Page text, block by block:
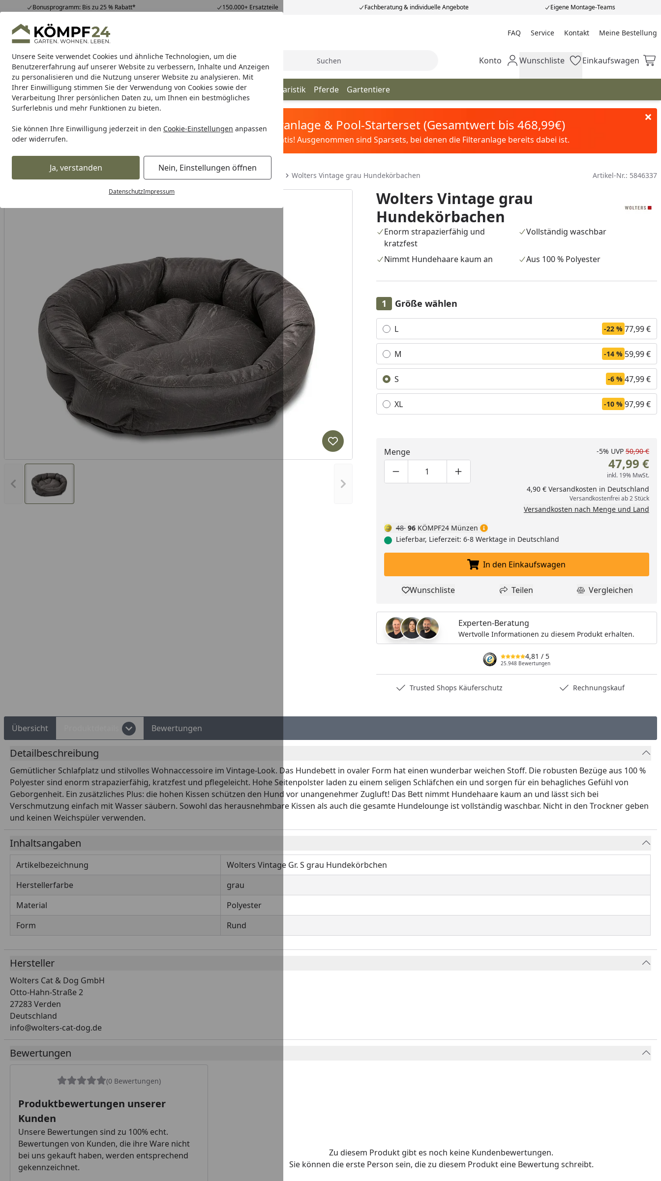
Unsere Seite verwendet Cookies und ähnliche Technologien, um die
Benutzererfahrung auf unserer Website zu verbessern, Inhalte und Anzeigen
zu personalisieren und die Nutzung unserer Website zu analysieren. Mit
Ihrer Einwilligung stimmen Sie der Verwendung von Cookies sowie der
Verarbeitung Ihrer persönlichen Daten zu, um Ihnen ein bestmögliches
Surferlebnis und mehr Funktionen zu bieten.
Sie können Ihre Einwilligung jederzeit in den Cookie-Einstellungen anpassen
oder widerrufen.
Ja, verstanden Nein, Einstellungen öffnen
DatenschutzImpressum
Bonusprogramm: Bis zu 25 % Rabatt* 150.000+ Ersatzteile Fachberatung & individuelle Angebote Eigene Montage-Teams
Hotline07051 / 9 22 22
Mo-Fr. 8-16 Uhr 25.948 Bewertungen FAQ Service Kontakt Meine Bestellung
Meine Bestellung
Alle Produkte
Alle ProdukteHighlights Tipps & Tricks Suche Mein Konto
Konto Wunschliste
Wunschliste Einkaufswagen
Einkaufswagen
Tierbedarf & Tiernahrung Hunde Katzen Kleintiere Vögel Aquaristik Pferde Gartentiere
Karibu Pools inkl. gratis Sandfilteranlage & Pool-Starterset (Gesamtwert bis 468,99€)
Dein Traumpool im Sorglos-Paket: Filter&Pflege gratis! Ausgenommen sind Sparsets, bei denen die Filteranlage bereits dabei ist.
Tierbedarf & Tiernahrung Hundebedarf Hundeschlafplätze Hundebetten Wolters Vintage grau Hundekörbachen Artikel-Nr.: 5846337
Vorheriges Bild anzeigen Nächstes Bild anzeigen
Produkt zur Wunschliste hinzufügen
Wolters Vintage grau
Hundekörbachen
Enorm strapazierfähig und
kratzfest
Vollständig waschbar
Nimmt Hundehaare kaum an Aus 100 % Polyester
Größe wählen
Alle anzeigen (4)
L -22 % 77,99 €
M -14 % 59,99 €
S -6 % 47,99 €
XL -10 % 97,99 €
Menge
Produktmenge um eins verringern
Produktmenge manuell eingeben
Produktmenge um eins erhöhen
-5% UVP 50,90 €
47,99 €
inkl. 19% MwSt.
4,90 € Versandkosten in Deutschland
Versandkostenfrei ab 2 Stück
Versandkosten nach Menge und Land
48 96 KÖMPF24 Münzen
Lieferbar, Lieferzeit: 6-8 Werktage in Deutschland
In den Einkaufswagen legen
In den Einkaufswagen
Produkt zur Wunschliste hinzufügen
Wunschliste Teilen
Teilen Produkt
Vergleichen
Experten-Beratung
Wertvolle Informationen zu diesem Produkt erhalten.
4,81 / 5
25.948 Bewertungen
Trusted Shops Käuferschutz Rechnungskauf
Übersicht Bewertungen
Detailbeschreibung
Gemütlicher Schlafplatz und stilvolles Wohnaccessoire im Vintage-Look. Das Hundebett in ovaler Form hat einen wunderbar weichen Stoff. Die robusten Bezüge aus 100 %
Polyester sind enorm strapazierfähig, kratzfest und pflegeleicht. Hohe Seitenpolster laden zu einem seligen Schläfchen ein und sorgen für ein behagliches Gefühl von
Geborgenheit. Ein zusätzliches Plus: die hohen Kissen schützen den Hund vor unangenehmer Zugluft! Das Bett nimmt Hundehaare kaum an und lässt sich bei
Verschmutzung einfach mit Wasser säubern. Sowohl das herausnehmbare Kissen als auch die gesamte Hundelounge ist vollständig waschbar. Nicht in den Trockner geben
und keinen Weichspüler verwenden.
Inhaltsangaben
Artikelbezeichnung
Wolters Vintage Gr. S grau Hundekörbchen
Herstellerfarbe
grau
Material
Polyester
Form
Rund
Hersteller
Wolters Cat & Dog GmbH
Otto-Hahn-Straße 2
27283 Verden
Deutschland
info@wolters-cat-dog.de
Bewertungen
(0 Bewertungen)
Produktbewertungen unserer
Kunden
Unsere Bewertungen sind zu 100% echt.
Bewertungen von Kunden, die ihre Ware nicht
bei uns gekauft haben, werden entsprechend
gekennzeichnet.
Zu diesem Produkt gibt es noch keine Kundenbewertungen.
Sie können die erste Person sein, die zu diesem Produkt eine Bewertung schreibt.